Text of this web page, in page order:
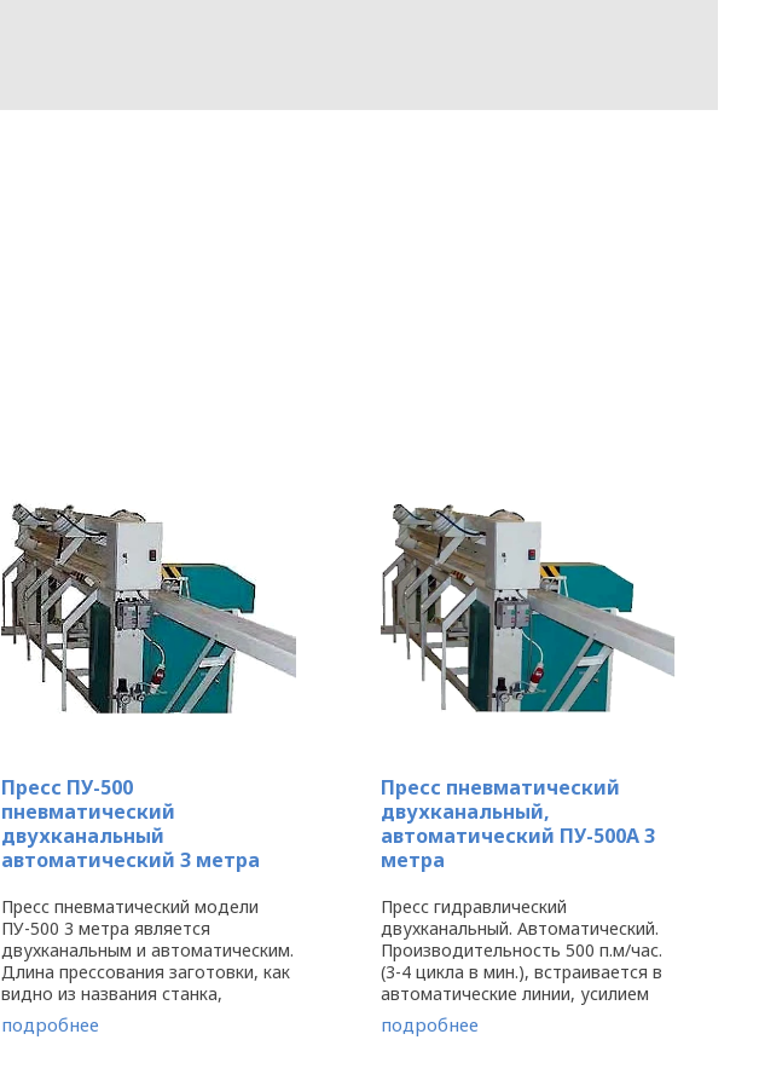
Пресс ПУ-500
пневматический
двухканальный
автоматический 3 метра
Пресс пневматический модели
ПУ-500 3 метра является
двухканальным и автоматическим.
Длина прессования заготовки, как
видно из названия станка,
составляет 3 метра. Под усилием
прессования до 3,6 тонн
подробнее
Пресс пневматический
двухканальный,
автоматический ПУ-500А 3
метра
Пресс гидравлический
двухканальный. Автоматический.
Производительность 500 п.м/час.
(3-4 цикла в мин.), встраивается в
автоматические линии, усилием
прессования 8т. L=3 ...
подробнее